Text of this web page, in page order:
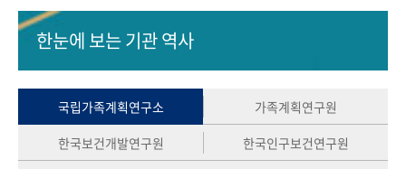
50+1 주년 기념
세계와 함께 한 KIHASA
VR 역사관
한눈에 보는기관 역사
국립가족계획연구소
가족계획연구원
한국보건개발연구원
한국인구보건연구원